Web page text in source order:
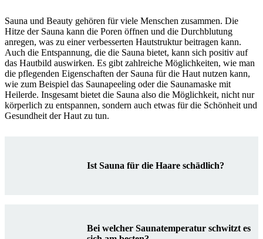
Sauna und Beauty gehören für viele Menschen zusammen. Die
Hitze der Sauna kann die Poren öffnen und die Durchblutung
anregen, was zu einer verbesserten Hautstruktur beitragen kann.
Auch die Entspannung, die die Sauna bietet, kann sich positiv auf
das Hautbild auswirken. Es gibt zahlreiche Möglichkeiten, wie man
die pflegenden Eigenschaften der Sauna für die Haut nutzen kann,
wie zum Beispiel das Saunapeeling oder die Saunamaske mit
Heilerde. Insgesamt bietet die Sauna also die Möglichkeit, nicht nur
körperlich zu entspannen, sondern auch etwas für die Schönheit und
Gesundheit der Haut zu tun.
Ist Sauna für die Haare schädlich?
Bei welcher Saunatemperatur schwitzt es